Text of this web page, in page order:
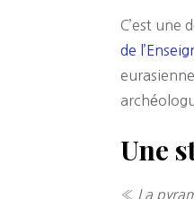
C’est une
de
Une
« La